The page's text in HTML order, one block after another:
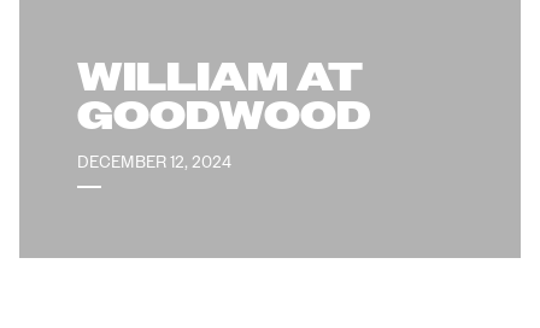
WILLIAM AT
GOODWOOD
DECEMBER 12, 2024